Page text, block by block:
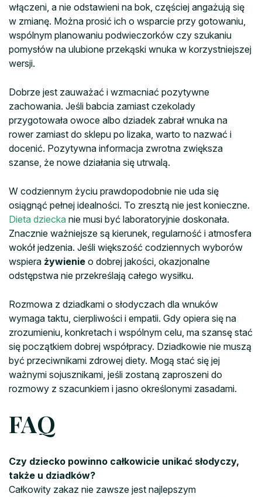
włączeni, a nie odstawieni na bok, częściej angażują się
w zmianę. Można prosić ich o wsparcie przy gotowaniu,
wspólnym planowaniu podwieczorków czy szukaniu
pomysłów na ulubione przekąski wnuka w korzystniejszej
wersji.
Dobrze jest zauważać i wzmacniać pozytywne
zachowania. Jeśli babcia zamiast czekolady
przygotowała owoce albo dziadek zabrał wnuka na
rower zamiast do sklepu po lizaka, warto to nazwać i
docenić. Pozytywna informacja zwrotna zwiększa
szanse, że nowe działania się utrwalą.
W codziennym życiu prawdopodobnie nie uda się
osiągnąć pełnej idealności. To zresztą nie jest konieczne.
Dieta dziecka nie musi być laboratoryjnie doskonała.
Znacznie ważniejsze są kierunek, regularność i atmosfera
wokół jedzenia. Jeśli większość codziennych wyborów
wspiera żywienie o dobrej jakości, okazjonalne
odstępstwa nie przekreślają całego wysiłku.
Rozmowa z dziadkami o słodyczach dla wnuków
wymaga taktu, cierpliwości i empatii. Gdy opiera się na
zrozumieniu, konkretach i wspólnym celu, ma szansę stać
się początkiem dobrej współpracy. Dziadkowie nie muszą
być przeciwnikami zdrowej diety. Mogą stać się jej
ważnymi sojusznikami, jeśli zostaną zaproszeni do
rozmowy z szacunkiem i jasno określonymi zasadami.
FAQ
Czy dziecko powinno całkowicie unikać słodyczy,
także u dziadków?
Całkowity zakaz nie zawsze jest najlepszym